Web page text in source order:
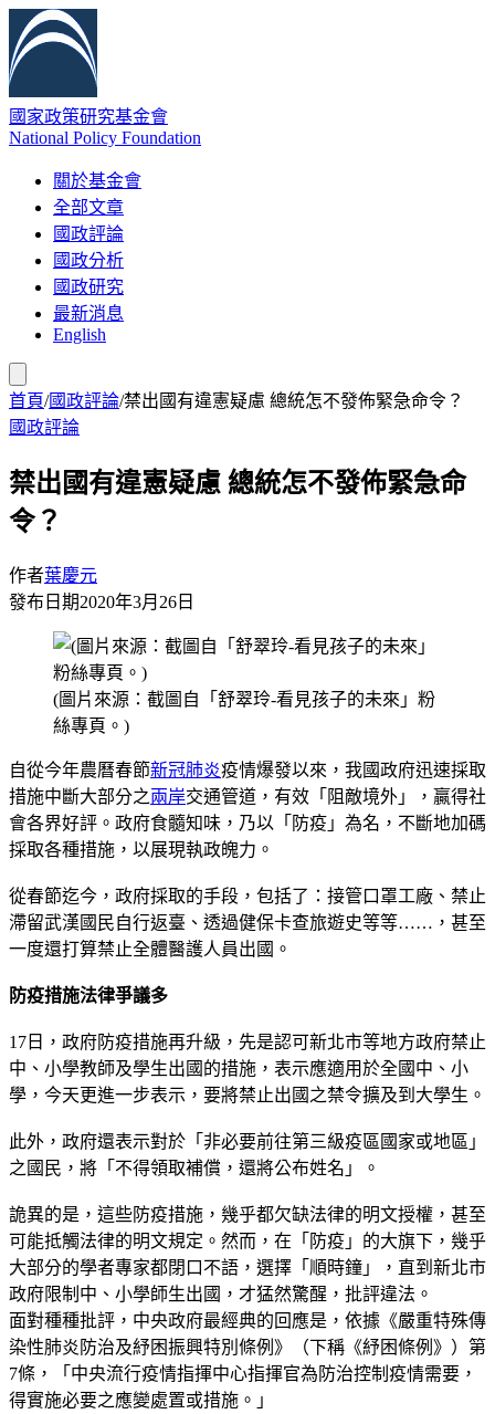
國家政策研究基金會
National Policy Foundation
關於基金會
全部文章
國政評論
國政分析
國政研究
最新消息
English
首頁/國政評論/禁出國有違憲疑慮 總統怎不發佈緊急命令？
國政評論
禁出國有違憲疑慮 總統怎不發佈緊急命
令？
作者葉慶元
發布日期2020年3月26日
(圖片來源：截圖自「舒翠玲-看見孩子的未來」粉
絲專頁。)
自從今年農曆春節新冠肺炎疫情爆發以來，我國政府迅速採取
措施中斷大部分之兩岸交通管道，有效「阻敵境外」，贏得社
會各界好評。政府食髓知味，乃以「防疫」為名，不斷地加碼
採取各種措施，以展現執政魄力。
從春節迄今，政府採取的手段，包括了：接管口罩工廠、禁止
滯留武漢國民自行返臺、透過健保卡查旅遊史等等……，甚至
一度還打算禁止全體醫護人員出國。
防疫措施法律爭議多
17日，政府防疫措施再升級，先是認可新北市等地方政府禁止
中、小學教師及學生出國的措施，表示應適用於全國中、小
學，今天更進一步表示，要將禁止出國之禁令擴及到大學生。
此外，政府還表示對於「非必要前往第三級疫區國家或地區」
之國民，將「不得領取補償，還將公布姓名」。
詭異的是，這些防疫措施，幾乎都欠缺法律的明文授權，甚至
可能抵觸法律的明文規定。然而，在「防疫」的大旗下，幾乎
大部分的學者專家都閉口不語，選擇「順時鐘」，直到新北市
政府限制中、小學師生出國，才猛然驚醒，批評違法。
面對種種批評，中央政府最經典的回應是，依據《嚴重特殊傳
染性肺炎防治及紓困振興特別條例》（下稱《紓困條例》）第
7條，「中央流行疫情指揮中心指揮官為防治控制疫情需要，
得實施必要之應變處置或措施。」